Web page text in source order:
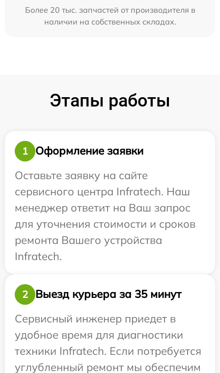
Более 20 тыс. запчастей от производителя в
наличии на собственных складах.
Этапы работы
1
Оформление заявки
Оставьте заявку на сайте
сервисного центра Infratech. Наш
менеджер ответит на Ваш запрос
для уточнения стоимости и сроков
ремонта Вашего устройства
Infratech.
2
Выезд курьера за 35 минут
Сервисный инженер приедет в
удобное время для диагностики
техники Infratech. Если потребуется
углубленный ремонт мы обеспечим